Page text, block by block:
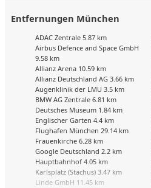
Entfernungen München
ADAC Zentrale 5.87 km
Airbus Defence and Space GmbH
9.58 km
Allianz Arena 10.59 km
Allianz Deutschland AG 3.66 km
Augenklinik der LMU 3.5 km
BMW AG Zentrale 6.81 km
Deutsches Museum 1.84 km
Englischer Garten 4.4 km
Flughafen München 29.14 km
Frauenkirche 6.28 km
Google Deutschland 2.2 km
Hauptbahnhof 4.05 km
Karlsplatz (Stachus) 3.47 km
Linde GmbH 11.45 km